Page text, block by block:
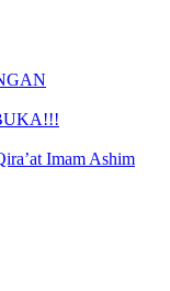
Imam Ashim